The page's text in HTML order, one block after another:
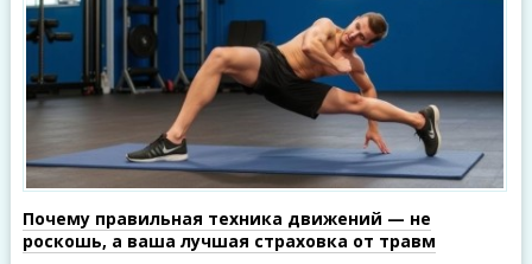
Почему правильная техника движений — не
роскошь, а ваша лучшая страховка от травм